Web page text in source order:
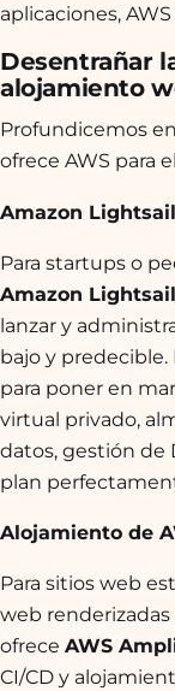
aplicaciones,
Desentrañar
alojamiento
Profundicemos
ofrece AWS para
Amazon Lightsail
Para startups o
Amazon
lanzar y
bajo y
para poner en
virtual privado,
datos, gestión de
plan
Alojamiento de
Para sitios web
web renderizadas
ofrece AWS
CI/CD y